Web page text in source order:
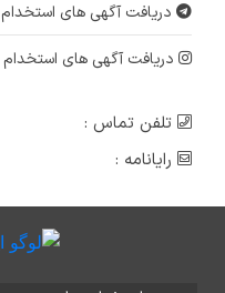
دریافت آگهی های استخدام
دریافت آگهی های استخدام
تلفن تماس :
رایانامه :